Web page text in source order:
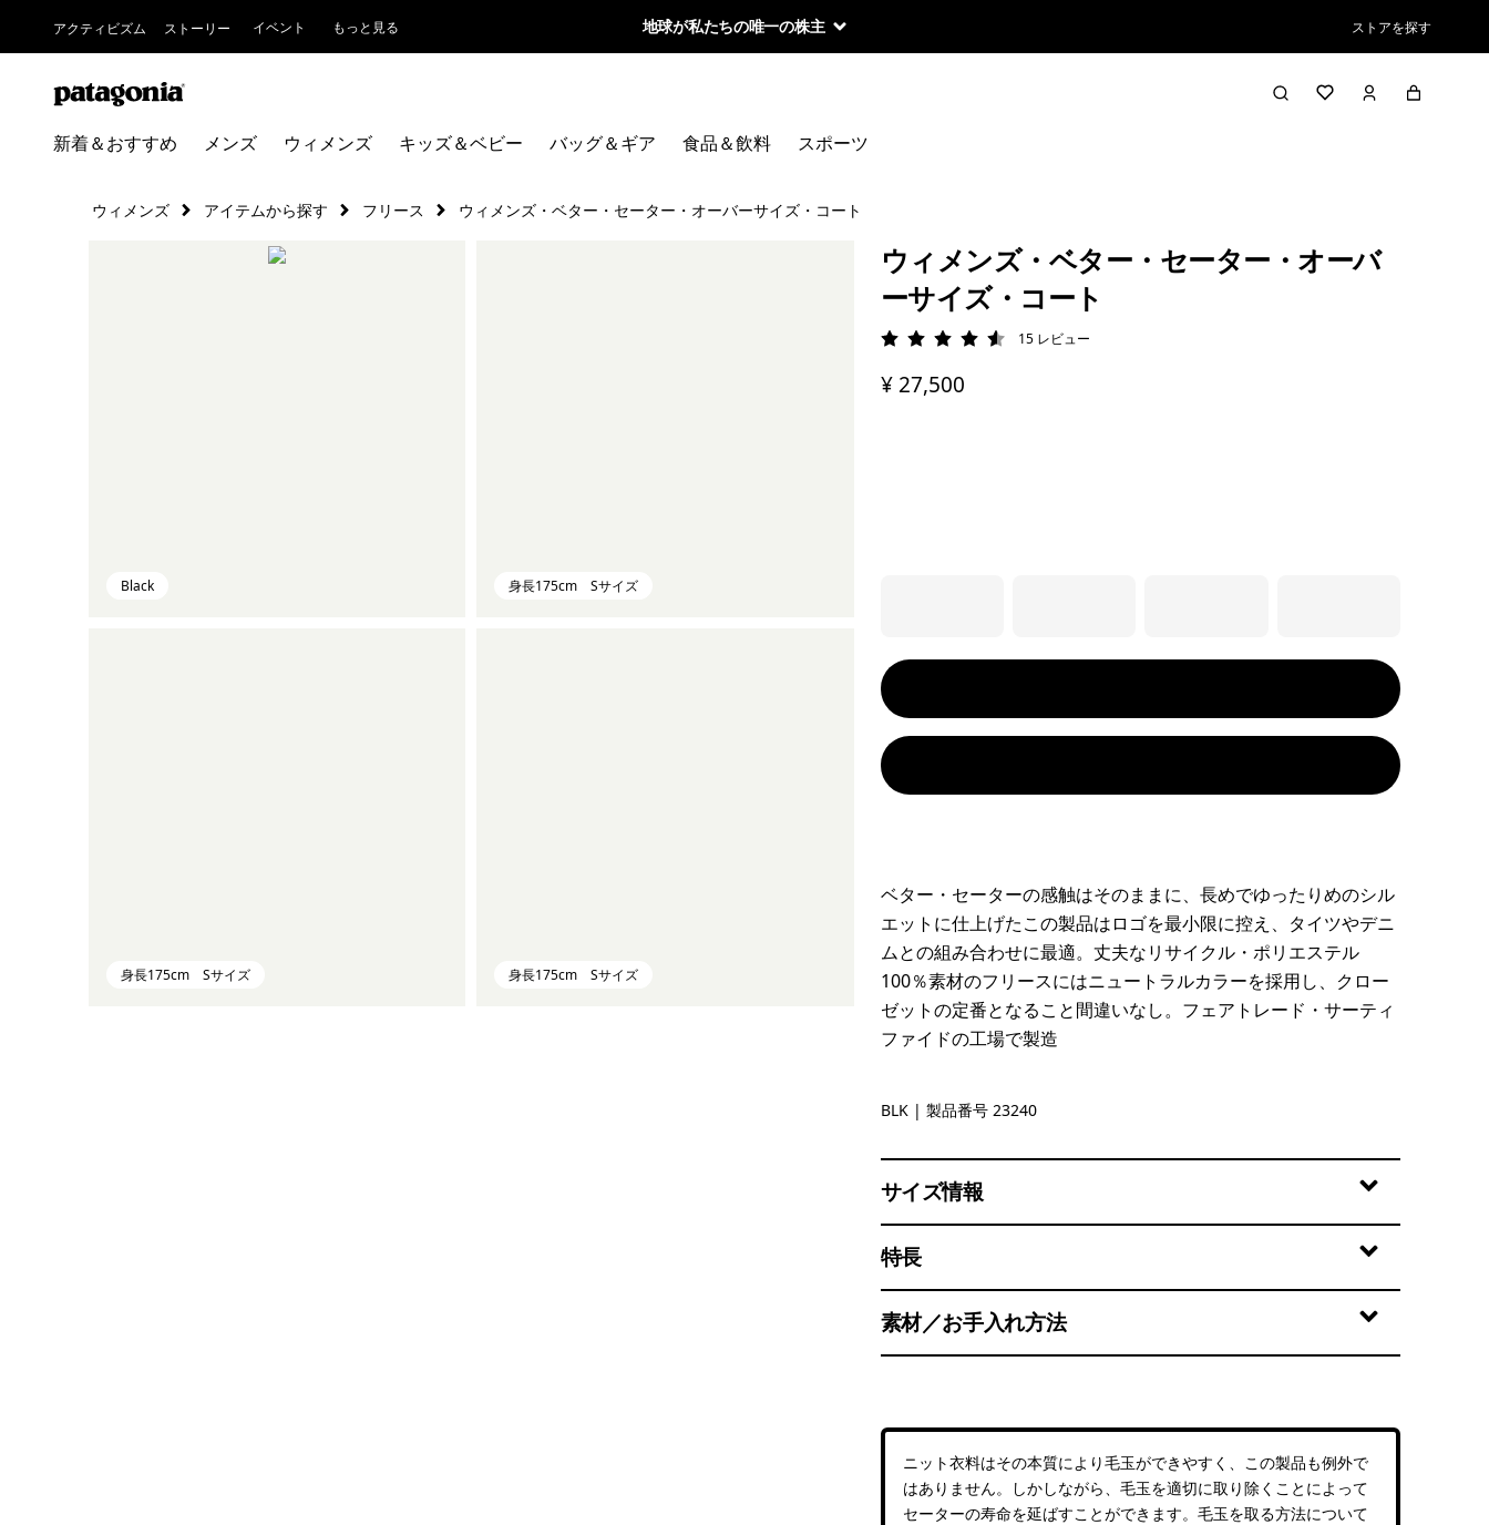
アクティビズム ストーリー イベント もっと見る 地球が私たちの唯一の株主 ストアを探す
新着＆おすすめ メンズ ウィメンズ キッズ＆ベビー バッグ＆ギア 食品＆飲料 スポーツ
ウィメンズ アイテムから探す フリース ウィメンズ・ベター・セーター・オーバーサイズ・コート
Black 身長175cm Sサイズ
身長175cm Sサイズ 身長175cm Sサイズ
ウィメンズ・ベター・セーター・オーバ
ーサイズ・コート
評価: 4.6 / 5
15 レビュー
¥ 27,500
ベター・セーターの感触はそのままに、長めでゆったりめのシル
エットに仕上げたこの製品はロゴを最小限に控え、タイツやデニ
ムとの組み合わせに最適。丈夫なリサイクル・ポリエステル
100％素材のフリースにはニュートラルカラーを採用し、クロー
ゼットの定番となること間違いなし。フェアトレード・サーティ
ファイドの工場で製造
Black
BLK | 製品番号 23240
サイズ情報
特長
素材／お手入れ方法
ニット衣料はその本質により毛玉ができやすく、この製品も例外で
はありません。しかしながら、毛玉を適切に取り除くことによって
セーターの寿命を延ばすことができます。毛玉を取る方法について